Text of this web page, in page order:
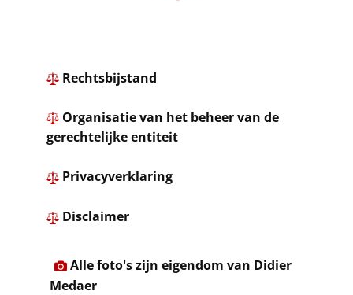
Rechtsbijstand
Organisatie van het beheer van de
gerechtelijke entiteit
Privacyverklaring
Disclaimer
​Alle foto's zijn eigendom van Didier
Medaer​